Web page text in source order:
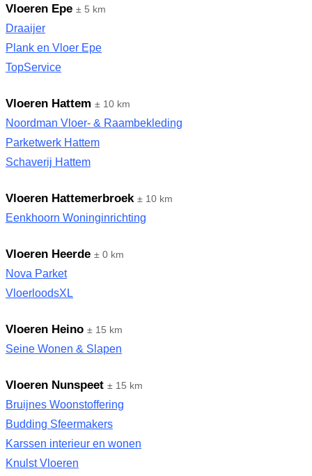
Vloeren Epe ± 5 km
Draaijer
Plank en Vloer Epe
TopService
Vloeren Hattem ± 10 km
Noordman Vloer- & Raambekleding
Parketwerk Hattem
Schaverij Hattem
Vloeren Hattemerbroek ± 10 km
Eenkhoorn Woninginrichting
Vloeren Heerde ± 0 km
Nova Parket
VloerloodsXL
Vloeren Heino ± 15 km
Seine Wonen & Slapen
Vloeren Nunspeet ± 15 km
Bruijnes Woonstoffering
Budding Sfeermakers
Karssen interieur en wonen
Knulst Vloeren